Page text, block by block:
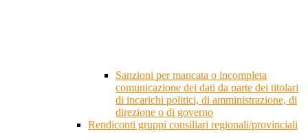
Sanzioni per mancata o incompleta
comunicazione dei dati da parte dei titolari
di incarichi politici, di amministrazione, di
direzione o di governo
Rendiconti gruppi consiliari regionali/provinciali